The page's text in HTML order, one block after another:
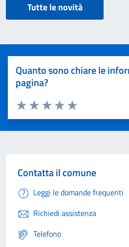
Tutte le novità
Quanto sono chiare le
pagina?
Valuta 5 stelle su
Valuta 4 stelle su 5
Valuta 3 stelle su 5
Valuta 2 stelle su 5
Valuta 1 stelle su 5
Contatta il comune
Leggi le domande frequenti
Richiedi assistenza
Telefono